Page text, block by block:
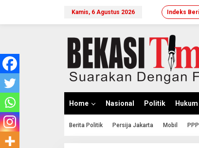
Kamis, 6 Agustus 2026 Indeks
Home Nasional Politik Hukum
Berita Politik Persija Jakarta Mobil PPP